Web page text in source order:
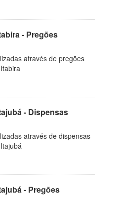
- Pregões
através de pregões
- Dispensas
através de dispensas
- Pregões